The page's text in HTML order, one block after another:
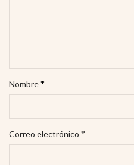
Nombre*
Correo electrónico *